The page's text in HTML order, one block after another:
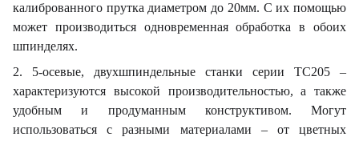
калиброванного прутка диаметром до 20мм. С их помощью
может производиться одновременная обработка в обоих
шпинделях.
2. 5-осевые, двухшпиндельные станки серии TC205 –
характеризуются высокой производительностью, а также
удобным и продуманным конструктивом. Могут
использоваться с разными материалами – от цветных